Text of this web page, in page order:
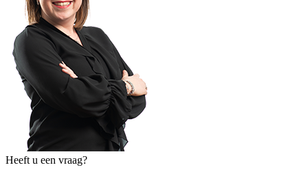
Heeft u een vraag?